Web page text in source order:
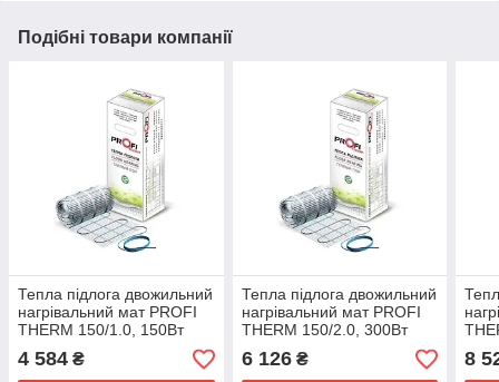
Подібні товари компанії
Тепла підлога двожильний
нагрівальний мат PROFI
THERM 150/1.0, 150Вт
4 584 ₴
Тепла підлога двожильний
нагрівальний мат PROFI
THERM 150/2.0, 300Вт
6 126₴ 8